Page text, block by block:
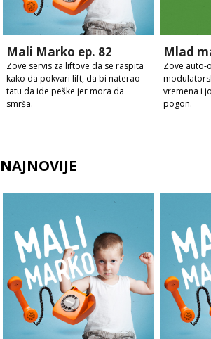
Mali Marko ep. 82
Zove servis za liftove da se raspita
kako da pokvari lift, da bi naterao
tatu da ide peške jer mora da
smrša.
Mlad
Zove auto-
vremena i
pogon.
NAJNOVIJE